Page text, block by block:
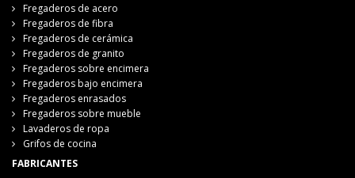
Fregaderos de acero
Fregaderos de fibra
Fregaderos de cerámica
Fregaderos de granito
Fregaderos sobre encimera
Fregaderos bajo encimera
Fregaderos enrasados
Fregaderos sobre mueble
Lavaderos de ropa
Grifos de cocina
FABRICANTES